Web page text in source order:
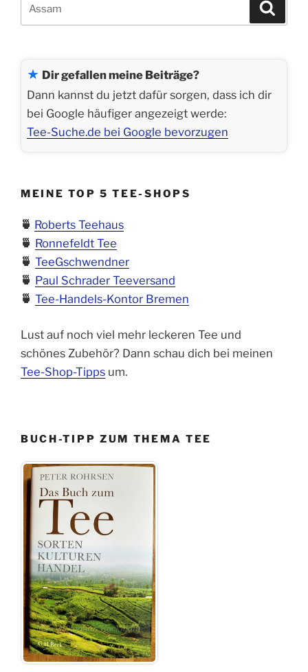
★ Dir gefallen meine Beiträge?
Dann kannst du jetzt dafür sorgen, dass ich dir
bei Google häufiger angezeigt werde:
Tee-Suche.de bei Google bevorzugen
MEINE TOP 5 TEE-SHOPS
🍵 Roberts Teehaus
🍵 Ronnefeldt Tee
🍵 TeeGschwendner
🍵 Paul Schrader Teeversand
🍵 Tee-Handels-Kontor Bremen
Lust auf noch viel mehr leckeren Tee und
schönes Zubehör? Dann schau dich bei meinen
Tee-Shop-Tipps um.
BUCH-TIPP ZUM THEMA TEE